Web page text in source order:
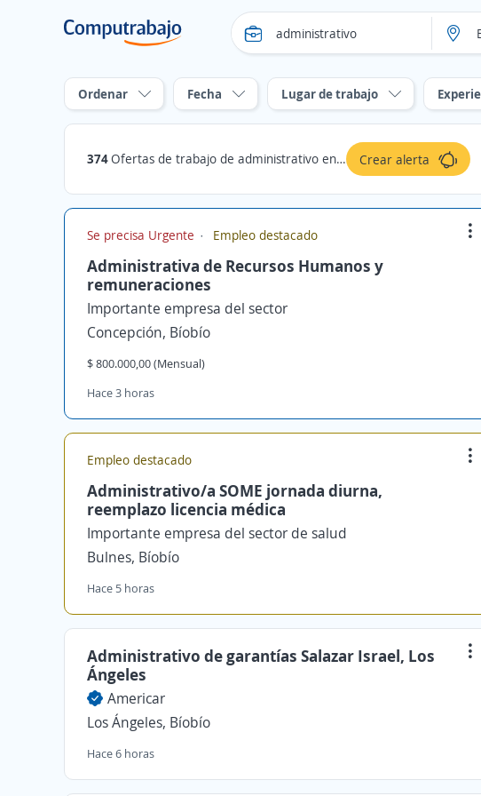
Ordenar Fecha Lugar de trabajo
374Ofertas de trabajo de administrativo en Bíobío Crear alerta
Se precisa Urgente Empleo destacado
Administrativa de Recursos Humanos y
remuneraciones
Importante empresa del sector
Concepción, Bíobío
$ 800.000,00 (Mensual)
Hace 3 horas
Empleo destacado
Administrativo/a SOME jornada diurna,
reemplazo licencia médica
Importante empresa del sector de salud
Bulnes, Bíobío
Hace 5 horas
Administrativo de garantías Salazar Israel, Los
Ángeles
Americar
Los Ángeles, Bíobío
Hace 6 horas